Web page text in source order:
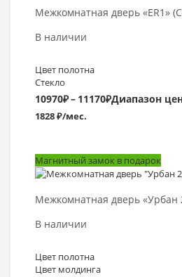
Межкомнатная дверь «ER1»
В наличии
Цвет полотна
Стекло
10970₽– 11170₽Диапазон
1828 ₽/мес.
Магнитный замок в подарок
Межкомнатная дверь «Урбан
В наличии
Цвет полотна
Цвет молдинга
Выбрать